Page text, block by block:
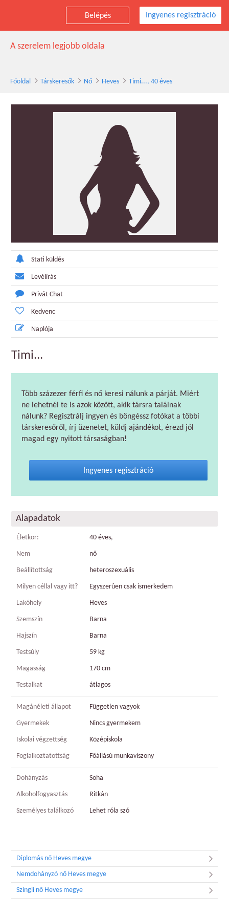
Belépés Ingyenes regisztráció
Timi... társkereső nő, 40 éves, Heves
A szerelem legjobb oldala
Főoldal Társkeresők Nő Heves Timi..., 40 éves
Stati küldés
Levélírás
Privát Chat
Kedvenc
Naplója
Timi...
Több százezer férfi és nő keresi nálunk a párját. Miért
ne lehetnél te is azok között, akik társra találnak
nálunk? Regisztrálj ingyen és böngéssz fotókat a többi
társkeresőről, írj üzenetet, küldj ajándékot, érezd jól
magad egy nyitott társaságban!
Ingyenes regisztráció
Alapadatok
Életkor: 40 éves,
Nem nő
Beállítottság heteroszexuális
Milyen céllal vagy itt? Egyszerûen csak ismerkedem
Lakóhely Heves
Szemszín Barna
Hajszín Barna
Testsúly 59 kg
Magasság 170 cm
Testalkat átlagos
Magánéleti állapot Független vagyok
Gyermekek Nincs gyermekem
Iskolai végzettség Középiskola
Foglalkoztatottság Főállású munkaviszony
Dohányzás Soha
Alkoholfogyasztás Ritkán
Személyes találkozó Lehet róla szó
Diplomás nő Heves megye
Nemdohányzó nő Heves megye
Szingli nő Heves megye